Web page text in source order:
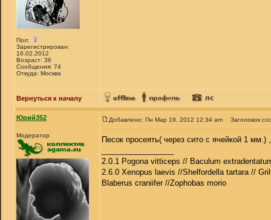
Пол:
Зарегистрирован:
16.02.2012
Возраст: 36
Сообщения: 74
Откуда: Москва
Вернуться к началу
Юрий352
Модератор
Добавлено: Пн Мар 19, 2012 12:34 am Заголовок
Песок просеять( через сито с ячейкой 1
2.0.1 Pogona vitticeps // Baculum
2.6.0 Xenopus laevis //Shelfordella tartara //
Blaberus craniifer //Zophobas morio